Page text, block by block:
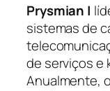
Prysmian |
sistemas de
de serviços e
Anualmente,